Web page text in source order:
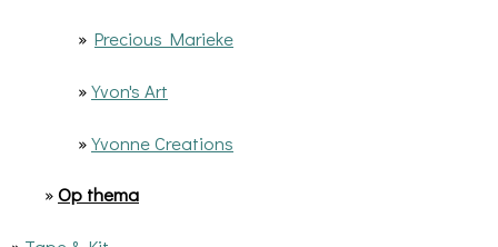
» Precious Marieke
»Yvon's Art
»Yvonne Creations
»Op thema